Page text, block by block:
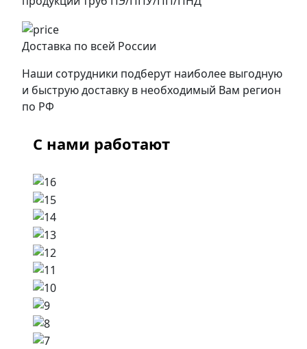
Доставка по всей России
Наши сотрудники подберут наиболее выгодную
и быструю доставку в необходимый Вам регион
по РФ
С нами работают